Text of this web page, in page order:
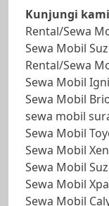
Kunjungi
Rental/Sewa
Sewa Mobil
Rental/Sewa
Sewa Mobil
Sewa Mobil
sewa mobil
Sewa Mobil
Sewa Mobil
Sewa Mobil
Sewa Mobil
Sewa Mobil